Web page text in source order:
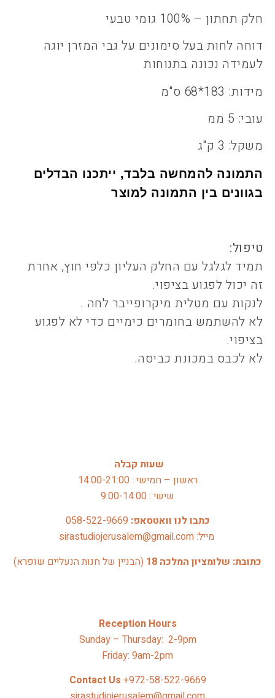
חלק תחתון – 100% גומי טבעי
דוחה לחות בעל סימונים על גבי המזרן יוגה
לעמידה נכונה בתנוחות
מידות: 183*68 ס"מ
עובי: 5 ממ
משקל: 3 ק"ג
התמונה להמחשה בלבד, ייתכנו הבדלים
בגוונים בין התמונה למוצר
טיפול:
תמיד לגלגל עם החלק העליון כלפי חוץ, אחרת
זה יכול לפגוע בציפוי.
לנקות עם מטלית מיקרופייבר לחה .
לא להשתמש בחומרים כימיים כדי לא לפגוע
בציפוי.
לא לכבס במכונת כביסה.
שעות קבלה
ראשון – חמישי : 14:00-21:00
שישי : 9:00-14:00
כתבו לנו וואטסאפ: 058-522-9669
מייל: sirastudiojerusalem@gmail.com
כתובת: שלומציון המלכה 18
(הבניין של חנות הנעליים שופרא)
Reception Hours
Sunday – Thursday: 2-9pm
Friday: 9am-2pm
Contact Us +972-58-522-9669